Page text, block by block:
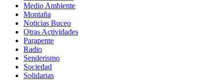
Medio Ambiente
Montaña
Noticias Buceo
Otras Actividades
Parapente
Radio
Senderismo
Sociedad
Solidarias